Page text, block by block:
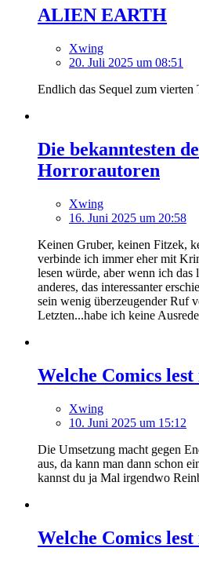
ALIEN EARTH
Xwing
20. Juli 2025 um 08:51
Endlich das Sequel zum vierten
Die bekanntesten
Horrorautoren
Xwing
16. Juni 2025 um 20:58
Keinen Gruber, keinen Fitzek,
verbinde ich immer eher mit
lesen würde, aber wenn ich das
anderes, das interessanter
sein wenig überzeugender Ruf
Letzten...habe ich keine Ausrede
Welche Comics
Xwing
10. Juni 2025 um 15:12
Die Umsetzung macht gegen
aus, da kann man dann schon
kannst du ja Mal irgendwo
Welche Comics